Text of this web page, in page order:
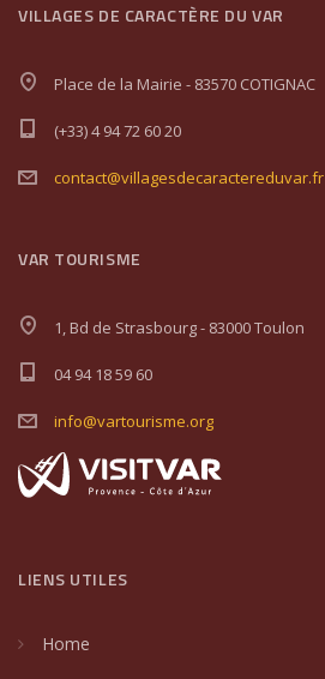
VILLAGES DE CARACTÈRE DU VAR
Place de la Mairie - 83570 COTIGNAC
(+33) 4 94 72 60 20
contact@villagesdecaractereduvar.fr
VAR TOURISME
1, Bd de Strasbourg - 83000 Toulon
04 94 18 59 60
info@vartourisme.org
LIENS UTILES
Home